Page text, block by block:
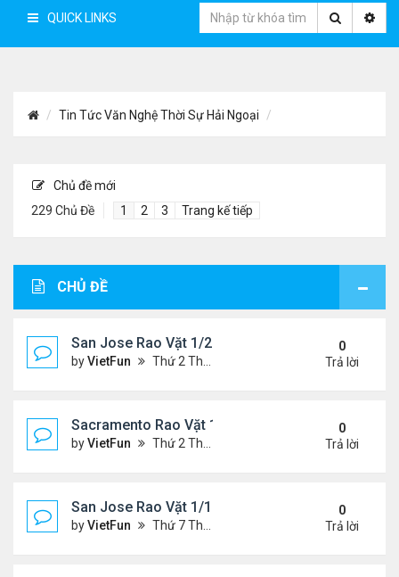
QUICK LINKS
Tin Tức Văn Nghệ Thời Sự Hải Ngoại
Chủ đề mới
229 Chủ Đề
1 2 3 Trang kế tiếp
CHỦ ĐỀ
San Jose Rao Vặt 1/21/22- 1/28/22
byVietFun Thứ 2 Tháng 1 24, 2022 10:25 pm
0
Trả lời
Sacramento Rao Vặt 1/21/22- 1/28/22
byVietFun Thứ 2 Tháng 1 24, 2022 10:20 pm
0
Trả lời
San Jose Rao Vặt 1/14/22- 1/21/22
byVietFun Thứ 7 Tháng 1 15, 2022 8:54 pm
0
Trả lời